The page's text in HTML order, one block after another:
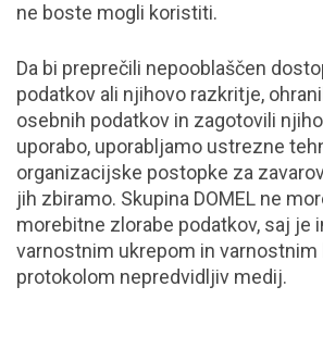
ne boste mogli koristiti.
Da bi preprečili nepooblaščen
podatkov ali njihovo razkritje,
osebnih podatkov in zagotovili
uporabo, uporabljamo ustrezne
organizacijske postopke za
jih zbiramo. Skupina DOMEL ne
morebitne zlorabe podatkov, saj je
varnostnim ukrepom in
protokolom nepredvidljiv medij.